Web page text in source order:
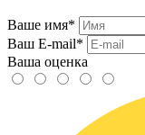
Ваше имя*
Ваш E-mail*
Ваша оценка